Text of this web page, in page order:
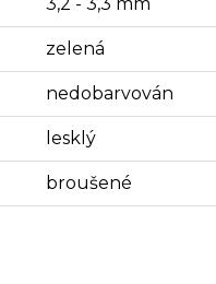
zelená
nedobarvován
lesklý
broušené